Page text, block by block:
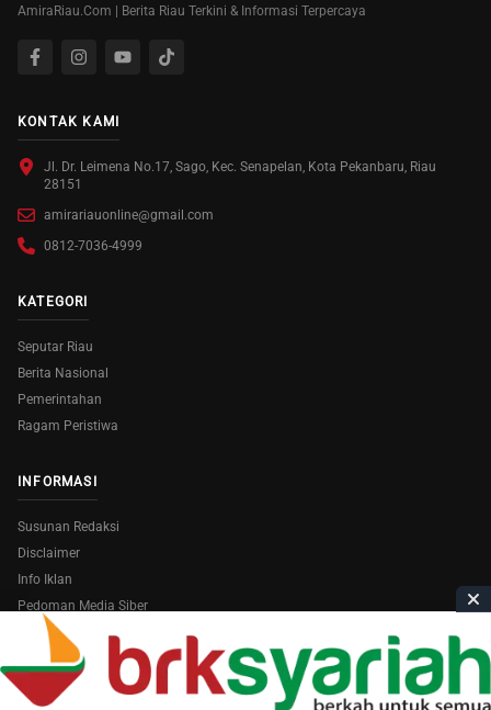
AmiraRiau.Com | Berita Riau Terkini & Informasi Terpercaya
KONTAK KAMI
Jl. Dr. Leimena No.17, Sago, Kec. Senapelan, Kota Pekanbaru, Riau
28151
amirariauonline@gmail.com
0812-7036-4999
KATEGORI
Seputar Riau
Berita Nasional
Pemerintahan
Ragam Peristiwa
INFORMASI
Susunan Redaksi
Disclaimer
Info Iklan
Pedoman Media Siber
Copyright © 2026 AmiraRiau.com . All Rights Reserved.